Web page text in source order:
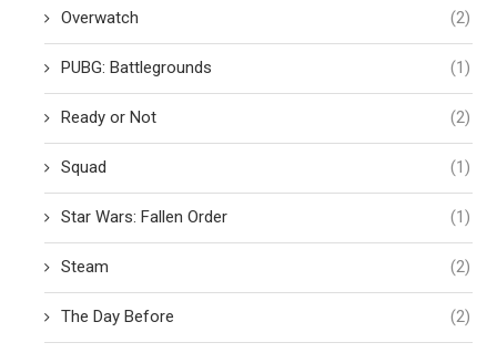
Overwatch (2)
PUBG: Battlegrounds (1)
Ready or Not (2)
Squad (1)
Star Wars: Fallen Order (1)
Steam (2)
The Day Before (2)